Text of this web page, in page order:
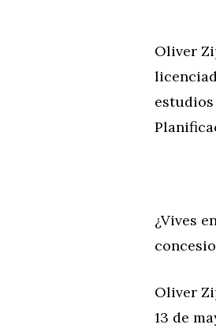
Oliver
¿Vives
Oliver
13 de